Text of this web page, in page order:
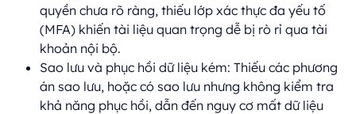
quyền chưa rõ ràng, thiếu lớp xác thực đa yếu tố
(MFA) khiến tài liệu quan trọng dễ bị rò rỉ qua tài
khoản nội bộ.
Sao lưu và phục hồi dữ liệu kém: Thiếu các phương
án sao lưu, hoặc có sao lưu nhưng không kiểm tra
khả năng phục hồi, dẫn đến nguy cơ mất dữ liệu